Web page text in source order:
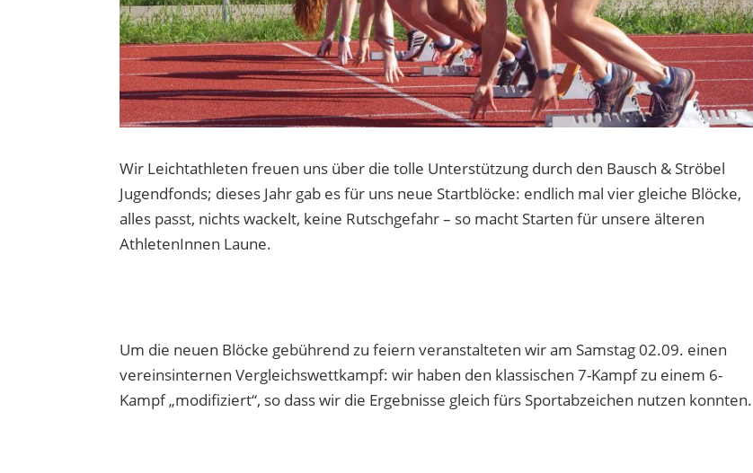
Wir Leichtathleten freuen uns über die tolle Unterstützung durch den Bausch & Ströbel
Jugendfonds; dieses Jahr gab es für uns neue Startblöcke: endlich mal vier gleiche Blöcke,
alles passt, nichts wackelt, keine Rutschgefahr – so macht Starten für unsere älteren
AthletenInnen Laune.
Um die neuen Blöcke gebührend zu feiern veranstalteten wir am Samstag 02.09. einen
vereinsinternen Vergleichswettkampf: wir haben den klassischen 7-Kampf zu einem 6-
Kampf „modifiziert“, so dass wir die Ergebnisse gleich fürs Sportabzeichen nutzen konnten.